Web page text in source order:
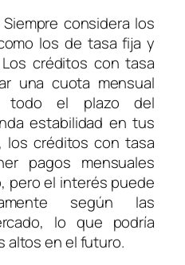
Siempre considera los
los de tasa fija y
créditos con tasa
una cuota mensual
todo el plazo del
estabilidad en tus
los créditos con tasa
pagos mensuales
pero el interés puede
según las
lo que podría
altos en el futuro.